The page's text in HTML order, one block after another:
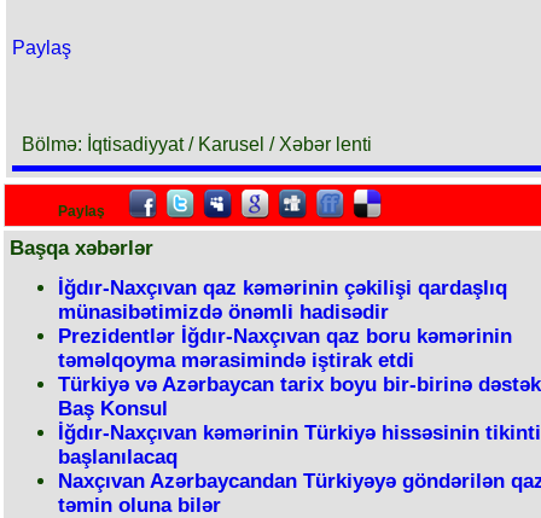
Paylaş
Bölmə: İqtisadiyyat / Karusel / Xəbər lenti
Paylaş
Başqa xəbərlər
İğdır-Naxçıvan qaz kəmərinin çəkilişi qardaşlıq
münasibətimizdə önəmli hadisədir
Prezidentlər İğdır-Naxçıvan qaz boru kəmərinin
təməlqoyma mərasimində iştirak etdi
Türkiyə və Azərbaycan tarix boyu bir-birinə
Baş Konsul
İğdır-Naxçıvan kəmərinin Türkiyə hissəsinin
başlanılacaq
Naxçıvan Azərbaycandan Türkiyəyə göndərilən
təmin oluna bilər